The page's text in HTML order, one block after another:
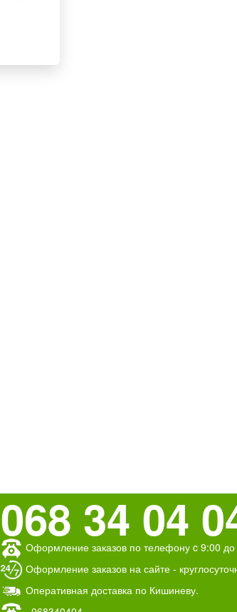
068 34 04
Оформление заказов по телефону c 9:00
Оформление заказов на сайте -
Оперативная доставка по Кишиневу.